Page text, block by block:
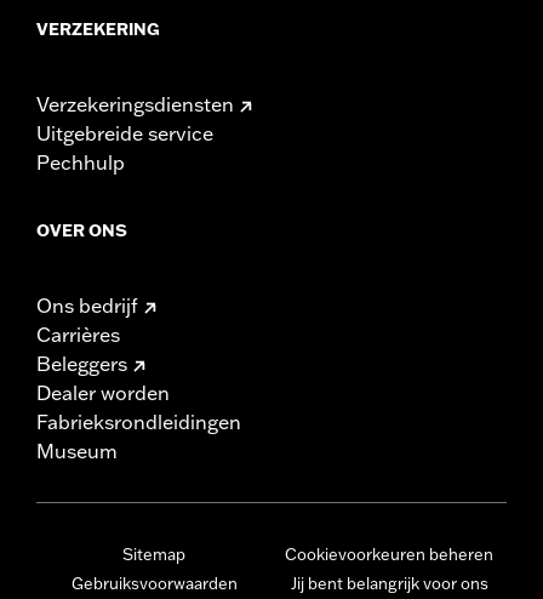
VERZEKERING
Verzekeringsdiensten
Uitgebreide service
Pechhulp
OVER ONS
Ons bedrijf
Carrières
Beleggers
Dealer worden
Fabrieksrondleidingen
Museum
Sitemap
Gebruiksvoorwaarden
Cookievoorkeuren beheren
Jij bent belangrijk voor ons